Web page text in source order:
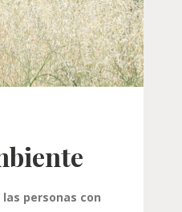
personas con